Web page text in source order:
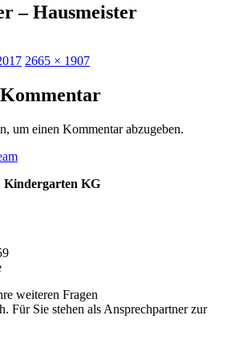
– Hausmeister
Originalgröße
2665 × 1907
um einen Kommentar abzugeben.
Kindergarten KG
weiteren Fragen
Für Sie stehen als Ansprechpartner zur